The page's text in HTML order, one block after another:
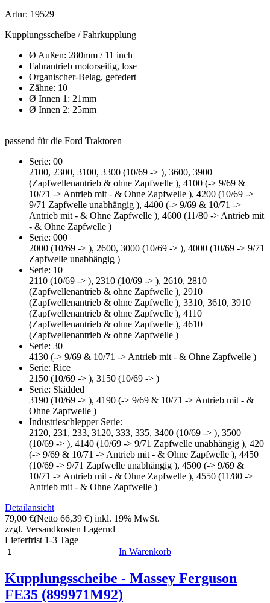
Artnr: 19529
Kupplungsscheibe / Fahrkupplung
Ø Außen: 280mm / 11 inch
Fahrantrieb motorseitig, lose
Organischer-Belag, gefedert
Zähne: 10
Ø Innen 1: 21mm
Ø Innen 2: 25mm
passend für die Ford Traktoren
Serie: 00
2100, 2300, 3100, 3300 (10/69 -> ), 3600, 3900
(Zapfwellenantrieb & ohne Zapfwelle ), 4100 (-> 9/69 &
10/71 -> Antrieb mit - & Ohne Zapfwelle ), 4200 (10/69 ->
9/71 Zapfwelle unabhängig ), 4400 (-> 9/69 & 10/71 ->
Antrieb mit - & Ohne Zapfwelle ), 4600 (11/80 -> Antrieb mit
- & Ohne Zapfwelle )
Serie: 000
2000 (10/69 -> ), 2600, 3000 (10/69 -> ), 4000 (10/69 -> 9/71
Zapfwelle unabhängig )
Serie: 10
2110 (10/69 -> ), 2310 (10/69 -> ), 2610, 2810
(Zapfwellenantrieb & ohne Zapfwelle ), 2910
(Zapfwellenantrieb & ohne Zapfwelle ), 3310, 3610, 3910
(Zapfwellenantrieb & ohne Zapfwelle ), 4110
(Zapfwellenantrieb & ohne Zapfwelle ), 4610
(Zapfwellenantrieb & ohne Zapfwelle )
Serie: 30
4130 (-> 9/69 & 10/71 -> Antrieb mit - & Ohne Zapfwelle )
Serie: Rice
2150 (10/69 -> ), 3150 (10/69 -> )
Serie: Skidded
3190 (10/69 -> ), 4190 (-> 9/69 & 10/71 -> Antrieb mit - &
Ohne Zapfwelle )
Industrieschlepper Serie:
2120, 231, 233, 3120, 333, 335, 3400 (10/69 -> ), 3500
(10/69 -> ), 4140 (10/69 -> 9/71 Zapfwelle unabhängig ), 420
(-> 9/69 & 10/71 -> Antrieb mit - & Ohne Zapfwelle ), 4450
(10/69 -> 9/71 Zapfwelle unabhängig ), 4500 (-> 9/69 &
10/71 -> Antrieb mit - & Ohne Zapfwelle ), 4550 (11/80 ->
Antrieb mit - & Ohne Zapfwelle )
Detailansicht
79,00 €(Netto 66,39 €) inkl. 19% MwSt.
zzgl. Versandkosten Lagernd
Lieferfrist 1-3 Tage
In Warenkorb
Kupplungsscheibe - Massey Ferguson
FE35 (899971M92)